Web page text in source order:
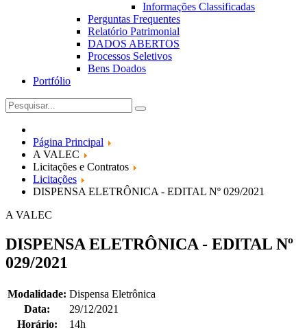
Informações Classificadas
Perguntas Frequentes
Relatório Patrimonial
DADOS ABERTOS
Processos Seletivos
Bens Doados
Portfólio
Página Principal
A VALEC
Licitações e Contratos
Licitações
DISPENSA ELETRÔNICA - EDITAL Nº 029/2021
A VALEC
DISPENSA ELETRÔNICA - EDITAL Nº
029/2021
Modalidade: Dispensa Eletrônica
Data:
29/12/2021
Horário:
14h